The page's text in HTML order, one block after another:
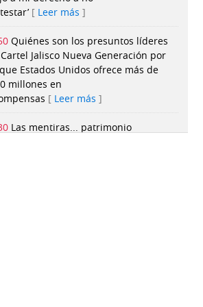
Leer más
Quiénes son los presuntos líderes
Jalisco Nueva Generación por
Estados Unidos ofrece más de
millones en
Leer más
Las mentiras... patrimonio